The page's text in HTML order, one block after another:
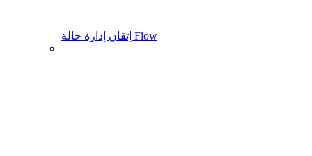
إتقان إدارة حالة Flow